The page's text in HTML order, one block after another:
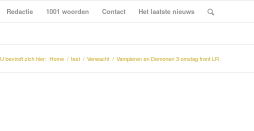
Redactie 1001 woorden Contact Het laatste nieuws
U bevindt zich hier: Home / test / Verwacht / Vampieren en Demonen 3 omslag front LR